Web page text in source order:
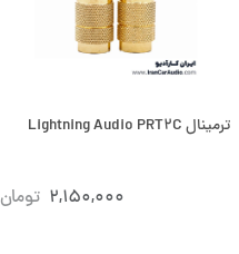
ترمینال Lightning Audio PRT2C
2,150,000 تومان